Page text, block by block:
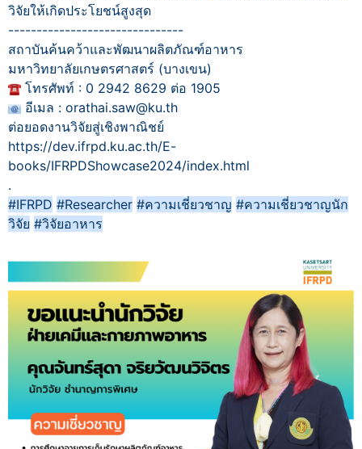
วิจัยให้เกิดประโยชน์สูงสุด
-------------------------------
สถาบันค้นคว้าและพัฒนาผลิตภัณฑ์อาหาร
มหาวิทยาลัยเกษตรศาสตร์ (บางเขน)
โทรศัพท์ : 0 2942 8629 ต่อ 1905
อีเมล : orathai.saw@ku.th
ต่อยอดงานวิจัยสู่เชิงพาณิชย์
https://dev.ifrpd.ku.ac.th/E-
books/IFRPDShowcase2024/index.html
.
#IFRPD #Researcher #ความเชี่ยวชาญ #ความเชี่ยวชาญนัก
วิจัย #วิจัยอาหาร